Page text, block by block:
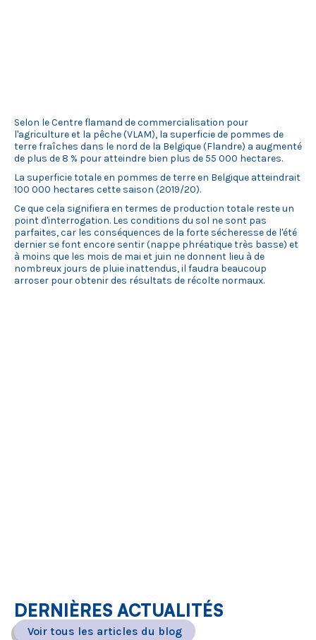
Selon le Centre flamand de commercialisation pour
l'agriculture et la pêche (VLAM), la superficie de pommes de
terre fraîches dans le nord de la Belgique (Flandre) a augmenté
de plus de 8 % pour atteindre bien plus de 55 000 hectares.
La superficie totale en pommes de terre en Belgique atteindrait
100 000 hectares cette saison (2019/20).
Ce que cela signifiera en termes de production totale reste un
point d'interrogation. Les conditions du sol ne sont pas
parfaites, car les conséquences de la forte sécheresse de l'été
dernier se font encore sentir (nappe phréatique très basse) et
à moins que les mois de mai et juin ne donnent lieu à de
nombreux jours de pluie inattendus, il faudra beaucoup
arroser pour obtenir des résultats de récolte normaux.
DERNIÈRES ACTUALITÉS
Voir tous les articles du blog